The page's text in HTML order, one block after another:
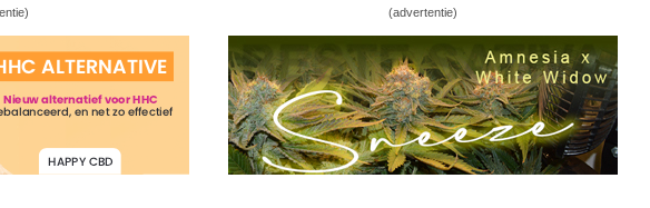
(advertentie)
Wij willen Nederhasj én fair trade buitenlandse
hasj!
Laatste week import hasj wietexperiment – VOC
Nederhasj posters verstuurd